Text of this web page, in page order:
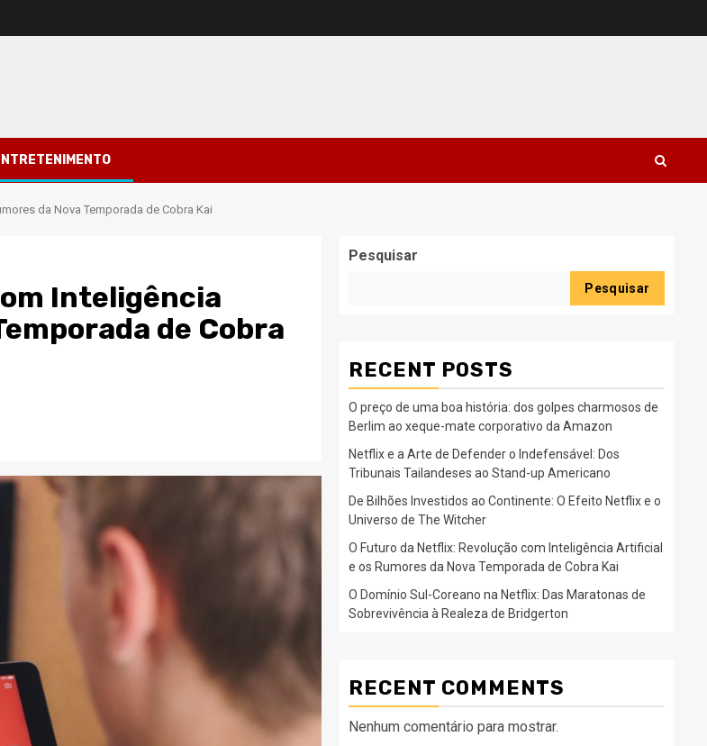
da Nova Temporada de Cobra Kai
Inteligência
de Cobra
Pesquisar
Pesquisar
RECENT POSTS
O preço de uma boa história: dos golpes charmosos de
Berlim ao xeque-mate corporativo da Amazon
Netflix e a Arte de Defender o Indefensável: Dos
Tribunais Tailandeses ao Stand-up Americano
De Bilhões Investidos ao Continente: O Efeito Netflix e o
Universo de The Witcher
O Futuro da Netflix: Revolução com Inteligência Artificial
e os Rumores da Nova Temporada de Cobra Kai
O Domínio Sul-Coreano na Netflix: Das Maratonas de
Sobrevivência à Realeza de Bridgerton
RECENT COMMENTS
Nenhum comentário para mostrar.